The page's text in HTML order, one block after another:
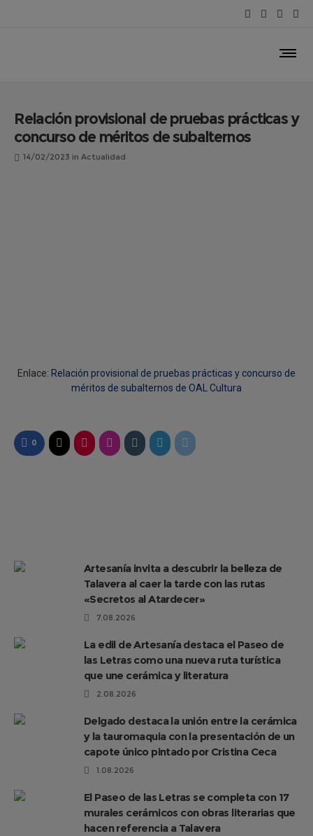
Relación provisional de pruebas prácticas y
concurso de méritos de subalternos
14/02/2023 in Actualidad
Enlace: Relación provisional de pruebas prácticas y concurso de
méritos de subalternos de OAL Cultura
0
Artesanía invita a descubrir la belleza de
Talavera al caer la tarde con las rutas
«Secretos al Atardecer»
7.08.2026
La edil de Artesanía destaca el Paseo de
las Letras como una nueva ruta turística
que une cerámica y literatura
2.08.2026
Delgado destaca la unión entre la cerámica
y la tauromaquia con la presentación de un
capote único pintado por Cristina Ceca
1.08.2026
El Paseo de las Letras se completa con 17
murales cerámicos con obras literarias que
hacen referencia a Talavera